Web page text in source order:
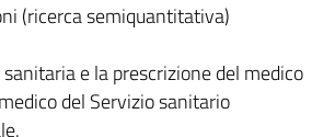
(ricerca semiquantitativa)
e la prescrizione del medico
del Servizio sanitario